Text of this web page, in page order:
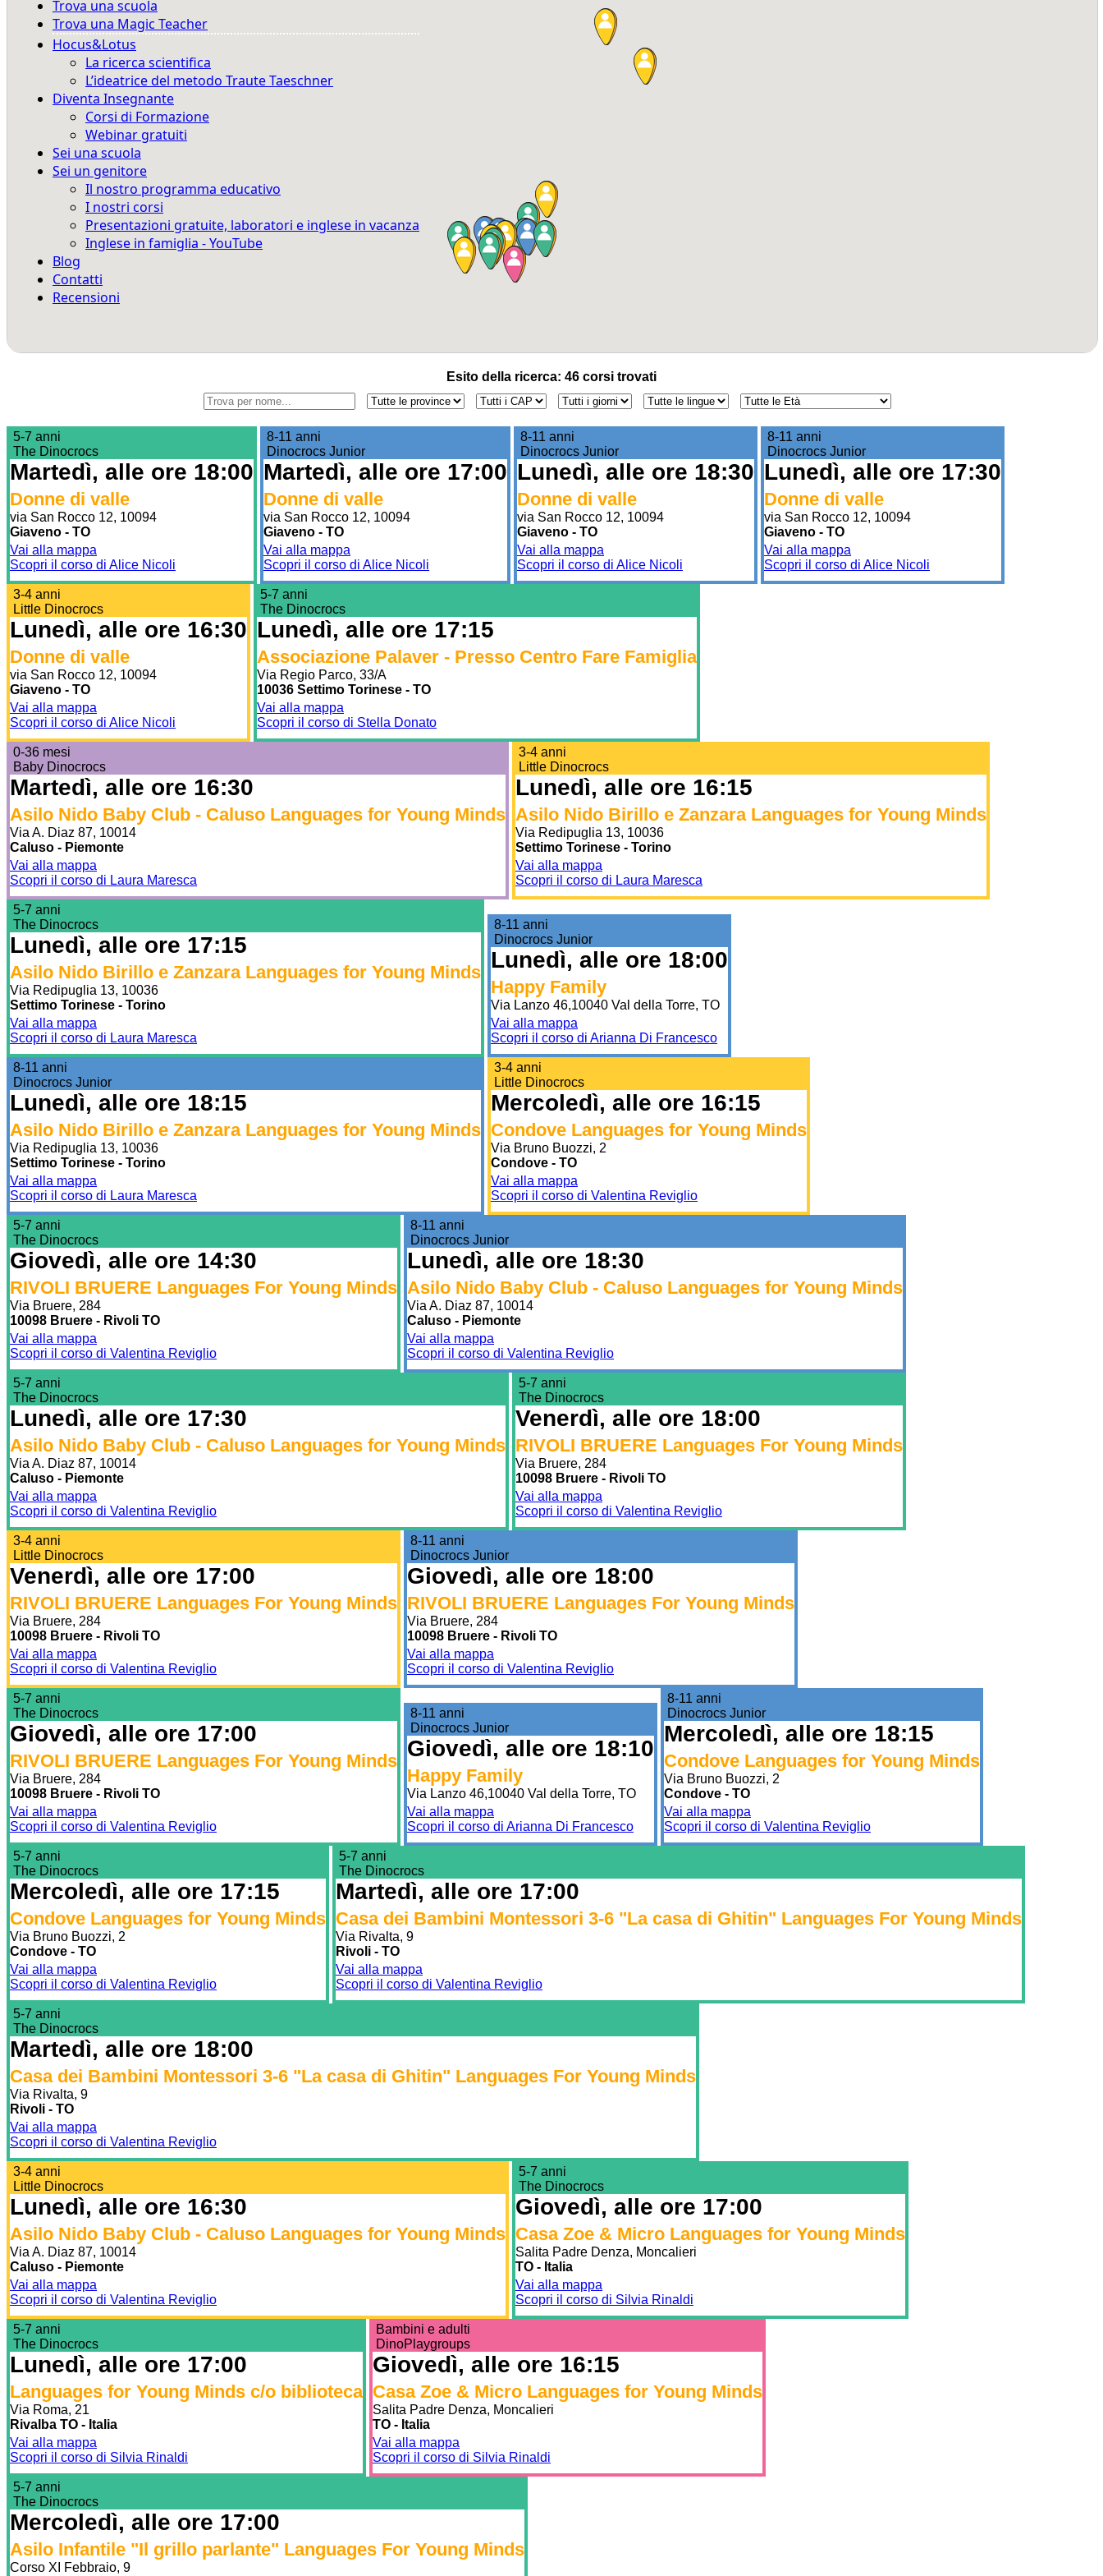
Trova una scuola
Trova una Magic Teacher
Hocus&Lotus
La ricerca scientifica
L’ideatrice del metodo Traute Taeschner
Diventa Insegnante
Corsi di Formazione
Webinar gratuiti
Sei una scuola
Sei un genitore
Il nostro programma educativo
I nostri corsi
Presentazioni gratuite, laboratori e inglese in vacanza
Inglese in famiglia - YouTube
Blog
Contatti
Recensioni
Esito della ricerca: 46 corsi trovati
5-7 anni
The Dinocrocs
Martedì, alle ore 18:00
Donne di valle
via San Rocco 12, 10094
Giaveno - TO
Vai alla mappa
Scopri il corso di Alice Nicoli
8-11 anni
Dinocrocs Junior
Martedì, alle ore 17:00
Donne di valle
via San Rocco 12, 10094
Giaveno - TO
Vai alla mappa
Scopri il corso di Alice Nicoli
8-11 anni
Dinocrocs Junior
Lunedì, alle ore 18:30
Donne di valle
via San Rocco 12, 10094
Giaveno - TO
Vai alla mappa
Scopri il corso di Alice Nicoli
8-11 anni
Dinocrocs Junior
Lunedì, alle ore 17:30
Donne di valle
via San Rocco 12, 10094
Giaveno - TO
Vai alla mappa
Scopri il corso di Alice Nicoli
3-4 anni
Little Dinocrocs
Lunedì, alle ore 16:30
Donne di valle
via San Rocco 12, 10094
Giaveno - TO
Vai alla mappa
Scopri il corso di Alice Nicoli
5-7 anni
The Dinocrocs
Lunedì, alle ore 17:15
Associazione Palaver - Presso Centro Fare Famiglia
Via Regio Parco, 33/A
10036 Settimo Torinese - TO
Vai alla mappa
Scopri il corso di Stella Donato
0-36 mesi
Baby Dinocrocs
Martedì, alle ore 16:30
Asilo Nido Baby Club - Caluso Languages for Young Minds
Via A. Diaz 87, 10014
Caluso - Piemonte
Vai alla mappa
Scopri il corso di Laura Maresca
3-4 anni
Little Dinocrocs
Lunedì, alle ore 16:15
Asilo Nido Birillo e Zanzara Languages for Young Minds
Via Redipuglia 13, 10036
Settimo Torinese - Torino
Vai alla mappa
Scopri il corso di Laura Maresca
5-7 anni
The Dinocrocs
Lunedì, alle ore 17:15
Asilo Nido Birillo e Zanzara Languages for Young Minds
Via Redipuglia 13, 10036
Settimo Torinese - Torino
Vai alla mappa
Scopri il corso di Laura Maresca
8-11 anni
Dinocrocs Junior
Lunedì, alle ore 18:00
Happy Family
Via Lanzo 46,10040 Val della Torre, TO
Vai alla mappa
Scopri il corso di Arianna Di Francesco
8-11 anni
Dinocrocs Junior
Lunedì, alle ore 18:15
Asilo Nido Birillo e Zanzara Languages for Young Minds
Via Redipuglia 13, 10036
Settimo Torinese - Torino
Vai alla mappa
Scopri il corso di Laura Maresca
3-4 anni
Little Dinocrocs
Mercoledì, alle ore 16:15
Condove Languages for Young Minds
Via Bruno Buozzi, 2
Condove - TO
Vai alla mappa
Scopri il corso di Valentina Reviglio
5-7 anni
The Dinocrocs
Giovedì, alle ore 14:30
RIVOLI BRUERE Languages For Young Minds
Via Bruere, 284
10098 Bruere - Rivoli TO
Vai alla mappa
Scopri il corso di Valentina Reviglio
8-11 anni
Dinocrocs Junior
Lunedì, alle ore 18:30
Asilo Nido Baby Club - Caluso Languages for Young Minds
Via A. Diaz 87, 10014
Caluso - Piemonte
Vai alla mappa
Scopri il corso di Valentina Reviglio
5-7 anni
The Dinocrocs
Lunedì, alle ore 17:30
Asilo Nido Baby Club - Caluso Languages for Young Minds
Via A. Diaz 87, 10014
Caluso - Piemonte
Vai alla mappa
Scopri il corso di Valentina Reviglio
5-7 anni
The Dinocrocs
Venerdì, alle ore 18:00
RIVOLI BRUERE Languages For Young Minds
Via Bruere, 284
10098 Bruere - Rivoli TO
Vai alla mappa
Scopri il corso di Valentina Reviglio
3-4 anni
Little Dinocrocs
Venerdì, alle ore 17:00
RIVOLI BRUERE Languages For Young Minds
Via Bruere, 284
10098 Bruere - Rivoli TO
Vai alla mappa
Scopri il corso di Valentina Reviglio
8-11 anni
Dinocrocs Junior
Giovedì, alle ore 18:00
RIVOLI BRUERE Languages For Young Minds
Via Bruere, 284
10098 Bruere - Rivoli TO
Vai alla mappa
Scopri il corso di Valentina Reviglio
5-7 anni
The Dinocrocs
Giovedì, alle ore 17:00
RIVOLI BRUERE Languages For Young Minds
Via Bruere, 284
10098 Bruere - Rivoli TO
Vai alla mappa
Scopri il corso di Valentina Reviglio
8-11 anni
Dinocrocs Junior
Giovedì, alle ore 18:10
Happy Family
Via Lanzo 46,10040 Val della Torre, TO
Vai alla mappa
Scopri il corso di Arianna Di Francesco
8-11 anni
Dinocrocs Junior
Mercoledì, alle ore 18:15
Condove Languages for Young Minds
Via Bruno Buozzi, 2
Condove - TO
Vai alla mappa
Scopri il corso di Valentina Reviglio
5-7 anni
The Dinocrocs
Mercoledì, alle ore 17:15
Condove Languages for Young Minds
Via Bruno Buozzi, 2
Condove - TO
Vai alla mappa
Scopri il corso di Valentina Reviglio
5-7 anni
The Dinocrocs
Martedì, alle ore 17:00
Casa dei Bambini Montessori 3-6 "La casa di Ghitin" Languages For Young Minds
Via Rivalta, 9
Rivoli - TO
Vai alla mappa
Scopri il corso di Valentina Reviglio
5-7 anni
The Dinocrocs
Martedì, alle ore 18:00
Casa dei Bambini Montessori 3-6 "La casa di Ghitin" Languages For Young Minds
Via Rivalta, 9
Rivoli - TO
Vai alla mappa
Scopri il corso di Valentina Reviglio
3-4 anni
Little Dinocrocs
Lunedì, alle ore 16:30
Asilo Nido Baby Club - Caluso Languages for Young Minds
Via A. Diaz 87, 10014
Caluso - Piemonte
Vai alla mappa
Scopri il corso di Valentina Reviglio
5-7 anni
The Dinocrocs
Giovedì, alle ore 17:00
Casa Zoe & Micro Languages for Young Minds
Salita Padre Denza, Moncalieri
TO - Italia
Vai alla mappa
Scopri il corso di Silvia Rinaldi
5-7 anni
The Dinocrocs
Lunedì, alle ore 17:00
Languages for Young Minds c/o biblioteca
Via Roma, 21
Rivalba TO - Italia
Vai alla mappa
Scopri il corso di Silvia Rinaldi
Bambini e adulti
DinoPlaygroups
Giovedì, alle ore 16:15
Casa Zoe & Micro Languages for Young Minds
Salita Padre Denza, Moncalieri
TO - Italia
Vai alla mappa
Scopri il corso di Silvia Rinaldi
5-7 anni
The Dinocrocs
Mercoledì, alle ore 17:00
Asilo Infantile "Il grillo parlante" Languages For Young Minds
Corso XI Febbraio, 9